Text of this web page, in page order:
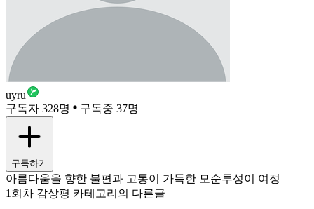
uyru
구독자 328명
구독중 37명
구독하기
아름다움을 향한 불편과 고통이 가득한 모순투성이 여정
1회차 감상평 카테고리의 다른글